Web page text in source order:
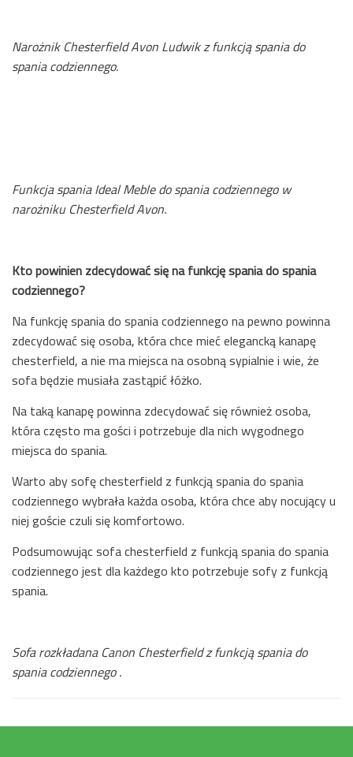
Narożnik Chesterfield Avon Ludwik z funkcją spania do
spania codziennego.
Funkcja spania Ideal Meble do spania codziennego w
narożniku Chesterfield Avon.
Kto powinien zdecydować się na funkcję spania do spania
codziennego?
Na funkcję spania do spania codziennego na pewno powinna
zdecydować się osoba, która chce mieć elegancką kanapę
chesterfield, a nie ma miejsca na osobną sypialnie i wie, że
sofa będzie musiała zastąpić łóżko.
Na taką kanapę powinna zdecydować się również osoba,
która często ma gości i potrzebuje dla nich wygodnego
miejsca do spania.
Warto aby sofę chesterfield z funkcją spania do spania
codziennego wybrała każda osoba, która chce aby nocujący u
niej goście czuli się komfortowo.
Podsumowując sofa chesterfield z funkcją spania do spania
codziennego jest dla każdego kto potrzebuje sofy z funkcją
spania.
Sofa rozkładana Canon Chesterfield z funkcją spania do
spania codziennego .